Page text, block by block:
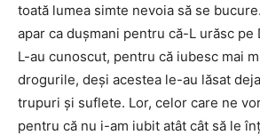
toată lumea simte nevoia să se
apar ca duşmani pentru că-L urăsc pe
L-au cunoscut, pentru că iubesc mai
drogurile, deşi acestea le-au lăsat
trupuri şi suflete. Lor, celor care ne
pentru că nu i-am iubit atât cât să le